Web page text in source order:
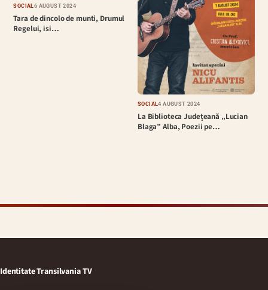
SOCIAL 6 AUGUST 2024
Tara de dincolo de munti, Drumul
Regelui, isi…
SOCIAL4 AUGUST 2024
La Biblioteca Județeană „Lucian
Blaga” Alba, Poezii pe…
Identitate Transilvania TV